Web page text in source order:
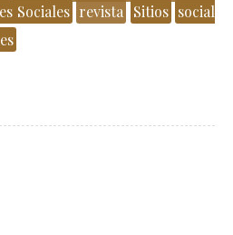
Sociales revista Sitios social